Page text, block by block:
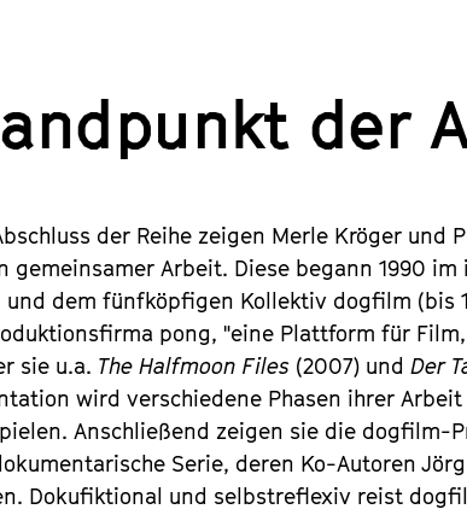
der
der Reihe zeigen Merle Kröger und
gemeinsamer Arbeit. Diese begann 1990
und dem fünfköpfigen Kollektiv dogfilm (bis
pong, "eine Plattform für
sie u.a. The Halfmoon Files (2007) undDer
wird verschiedene Phasen ihrer
Anschließend zeigen sie die dogfilm-
Serie, deren Ko-Autoren
Dokufiktional und selbstreflexiv reist